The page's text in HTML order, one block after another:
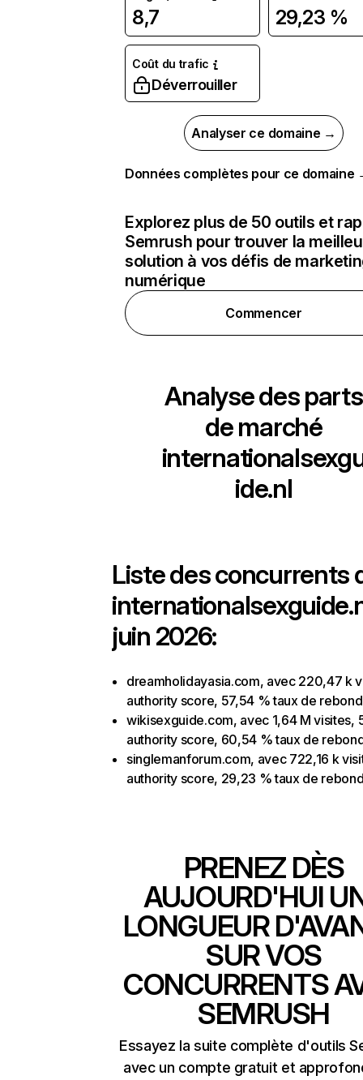
8,7 29,23 %
Coût du trafic
Déverrouiller
Analyser ce domaine →
Données complètes pour ce domaine
Explorez plus de 50 outils et
Semrush pour trouver la
solution à vos défis de
numérique
Commencer
Analyse des parts
de marché
ide.nl
Liste des concurrents
juin 2026:
dreamholidayasia.com, avec 220,47 k
authority score, 57,54 % taux de rebond
wikisexguide.com, avec 1,64 M visites,
authority score, 60,54 % taux de
singlemanforum.com, avec 722,16 k
authority score, 29,23 % taux de
PRENEZ DÈS
AUJOURD'HUI
LONGUEUR
SUR VOS
CONCURRENTS
SEMRUSH
Essayez la suite complète d'outils
avec un compte gratuit et